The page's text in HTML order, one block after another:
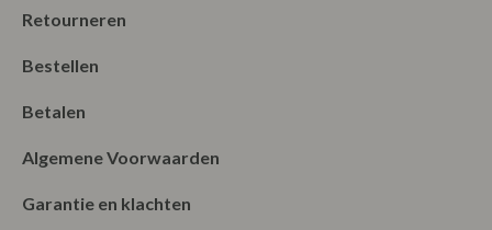
Retourneren
Bestellen
Betalen
Algemene Voorwaarden
Garantie en klachten